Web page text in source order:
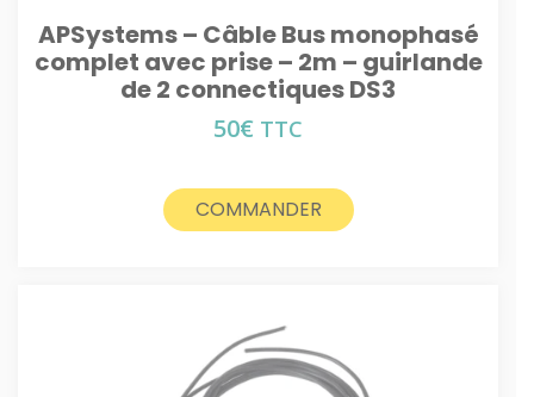
APSystems – Câble Bus monophasé
complet avec prise – 2m – guirlande
de 2 connectiques DS3
50€ TTC
COMMANDER